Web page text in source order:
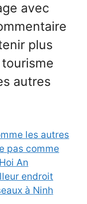
avec
plus
autres
les autres
pas comme
An
endroit
à Ninh